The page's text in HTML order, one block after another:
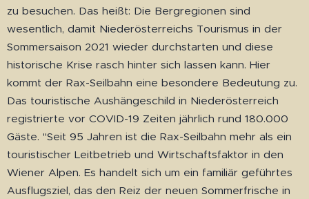
zu besuchen. Das heißt: Die Bergregionen sind
wesentlich, damit Niederösterreichs Tourismus in der
Sommersaison 2021 wieder durchstarten und diese
historische Krise rasch hinter sich lassen kann. Hier
kommt der Rax-Seilbahn eine besondere Bedeutung zu.
Das touristische Aushängeschild in Niederösterreich
registrierte vor COVID-19 Zeiten jährlich rund 180.000
Gäste. "Seit 95 Jahren ist die Rax-Seilbahn mehr als ein
touristischer Leitbetrieb und Wirtschaftsfaktor in den
Wiener Alpen. Es handelt sich um ein familiär geführtes
Ausflugsziel, das den Reiz der neuen Sommerfrische in